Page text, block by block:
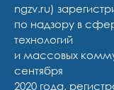
ngzv.ru)
по надзору в
технологий
и массовых
сентября
2020 года,